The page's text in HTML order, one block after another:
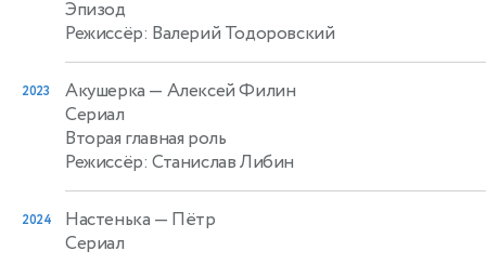
Эпизод
Режиссёр: Валерий Тодоровский
2023 Акушерка — Алексей Филин
Сериал
Вторая главная роль
Режиссёр: Станислав Либин
2024 Настенька — Пётр
Сериал